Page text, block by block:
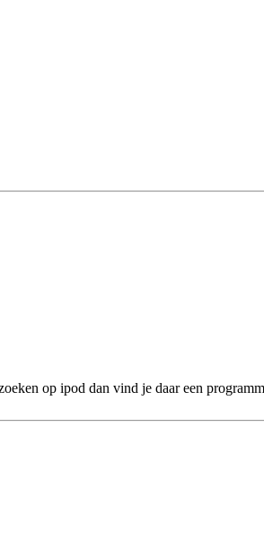
op ipod dan vind je daar een